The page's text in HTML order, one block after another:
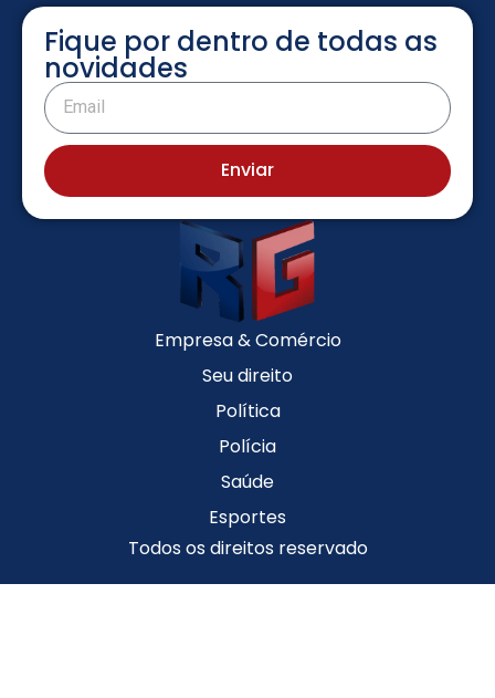
Fique por dentro de todas as
novidades
Enviar
Empresa & Comércio
Seu direito
Política
Polícia
Saúde
Esportes
Todos os direitos reservado